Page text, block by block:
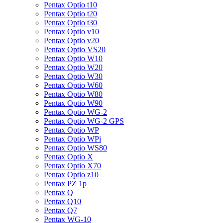
Pentax Optio t10
Pentax Optio t20
Pentax Optio t30
Pentax Optio v10
Pentax Optio v20
Pentax Optio VS20
Pentax Optio W10
Pentax Optio W20
Pentax Optio W30
Pentax Optio W60
Pentax Optio W80
Pentax Optio W90
Pentax Optio WG-2
Pentax Optio WG-2 GPS
Pentax Optio WP
Pentax Optio WPi
Pentax Optio WS80
Pentax Optio X
Pentax Optio X70
Pentax Optio z10
Pentax PZ 1p
Pentax Q
Pentax Q10
Pentax Q7
Pentax WG-10